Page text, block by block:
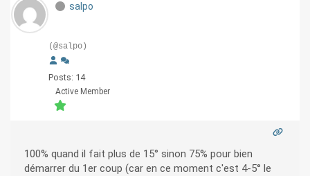
salpo
(@salpo)
Posts: 14
Active Member
100% quand il fait plus de 15° sinon 75% pour bien
démarrer du 1er coup (car en ce moment c'est 4-5° le